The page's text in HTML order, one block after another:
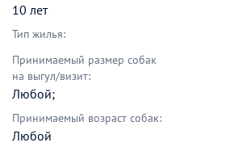
10 лет
Тип жилья:
Принимаемый размер собак
на выгул/визит:
Любой;
Принимаемый возраст собак:
Любой